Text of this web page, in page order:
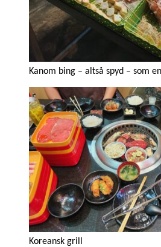
Kanom bing – altså spyd – som
Koreansk grill